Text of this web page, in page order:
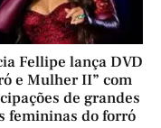
Fellipe lança DVD
e Mulher II” com
de grandes
femininas do forró